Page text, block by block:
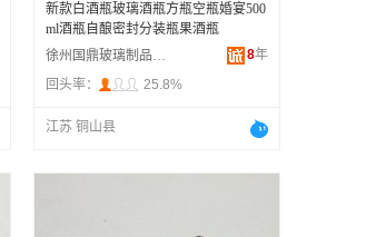
新款白酒瓶玻璃酒瓶方瓶空瓶婚宴500
ml酒瓶自酿密封分装瓶果酒瓶
徐州国鼎玻璃制品有限公司
8年
回头率：
25.8%
江苏 铜山县